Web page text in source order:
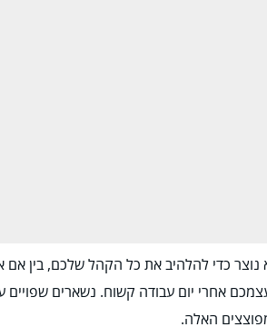
נוצר כדי להלהיב את כל הקהל שלכם, בין
אחרי יום עבודה קשוח. נשארים
האלה.